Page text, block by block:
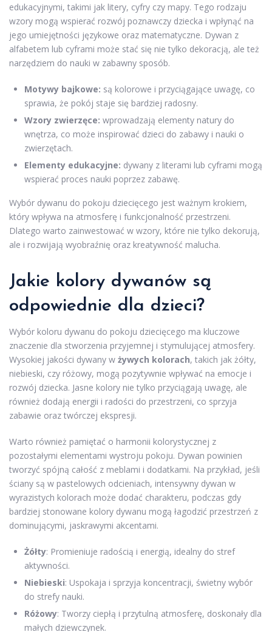
edukacyjnymi, takimi jak litery, cyfry czy mapy. Tego rodzaju
wzory mogą wspierać rozwój poznawczy dziecka i wpłynąć na
jego umiejętności językowe oraz matematyczne. Dywan z
alfabetem lub cyframi może stać się nie tylko dekoracją, ale też
narzędziem do nauki w zabawny sposób.
Motywy bajkowe: są kolorowe i przyciągające uwagę, co
sprawia, że pokój staje się bardziej radosny.
Wzory zwierzęce: wprowadzają elementy natury do
wnętrza, co może inspirować dzieci do zabawy i nauki o
zwierzętach.
Elementy edukacyjne: dywany z literami lub cyframi mogą
wspierać proces nauki poprzez zabawę.
Wybór dywanu do pokoju dziecięcego jest ważnym krokiem,
który wpływa na atmosferę i funkcjonalność przestrzeni.
Dlatego warto zainwestować w wzory, które nie tylko dekorują,
ale i rozwijają wyobraźnię oraz kreatywność malucha.
Jakie kolory dywanów są
odpowiednie dla dzieci?
Wybór koloru dywanu do pokoju dziecięcego ma kluczowe
znaczenie dla stworzenia przyjemnej i stymulującej atmosfery.
Wysokiej jakości dywany w żywych kolorach, takich jak żółty,
niebieski, czy różowy, mogą pozytywnie wpływać na emocje i
rozwój dziecka. Jasne kolory nie tylko przyciągają uwagę, ale
również dodają energii i radości do przestrzeni, co sprzyja
zabawie oraz twórczej ekspresji.
Warto również pamiętać o harmonii kolorystycznej z
pozostałymi elementami wystroju pokoju. Dywan powinien
tworzyć spójną całość z meblami i dodatkami. Na przykład, jeśli
ściany są w pastelowych odcieniach, intensywny dywan w
wyrazistych kolorach może dodać charakteru, podczas gdy
bardziej stonowane kolory dywanu mogą łagodzić przestrzeń z
dominującymi, jaskrawymi akcentami.
Żółty: Promieniuje radością i energią, idealny do stref
aktywności.
Niebieski: Uspokaja i sprzyja koncentracji, świetny wybór
do strefy nauki.
Różowy: Tworzy ciepłą i przytulną atmosferę, doskonały dla
małych dziewczynek.